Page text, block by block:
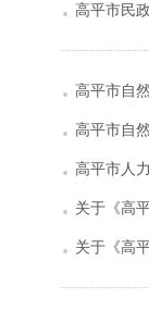
高平市民
高平市自
高平市自
高平市人
示 关于《高
关于《高